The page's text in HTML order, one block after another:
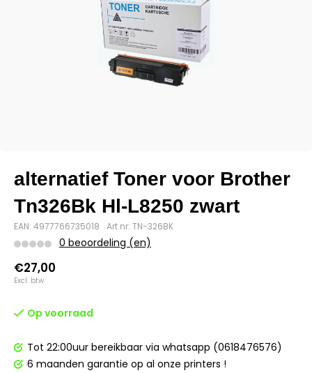
alternatief Toner voor Brother
Tn326Bk Hl-L8250 zwart
EAN: 4977766735018 Art.nr: TN-326BK
0 beoordeling (en)
€27,00
Excl. btw
Op voorraad
Tot 22:00uur bereikbaar via whatsapp (0618476576)
6 maanden garantie op al onze printers !